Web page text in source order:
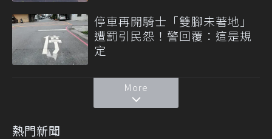
停車再開騎士「雙腳未著地」
遭罰引民怨！警回覆：這是規
定
More
熱門新聞